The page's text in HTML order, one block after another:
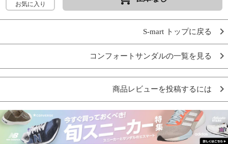
お気に入り
S-mart トップに戻る
コンフォートサンダルの一覧を見る
商品レビューを投稿するには